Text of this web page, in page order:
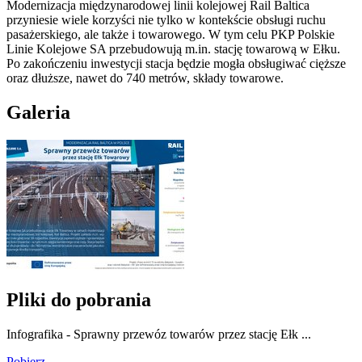
Modernizacja międzynarodowej linii kolejowej Rail Baltica
przyniesie wiele korzyści nie tylko w kontekście obsługi ruchu
pasażerskiego, ale także i towarowego. W tym celu PKP Polskie
Linie Kolejowe SA przebudowują m.in. stację towarową w Ełku.
Po zakończeniu inwestycji stacja będzie mogła obsługiwać cięższe
oraz dłuższe, nawet do 740 metrów, składy towarowe.
Galeria
Pliki do pobrania
Infografika - Sprawny przewóz towarów przez stację Ełk ...